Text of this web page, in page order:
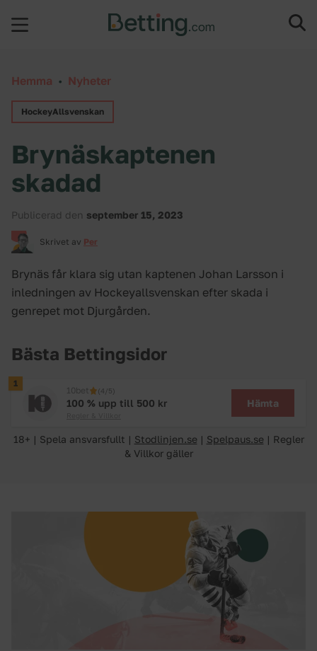
Hemma • Nyheter
HockeyAllsvenskan
Brynäskaptenen
skadad
Publicerad den september 15, 2023
Skrivet av Per
Brynäs får klara sig utan kaptenen Johan Larsson i
inledningen av Hockeyallsvenskan efter skada i
genrepet mot Djurgården.
Bästa Bettingsidor
1
10bet (4/5)
100 % upp till 500 kr Hämta
18+ | Spela ansvarsfullt | Stodlinjen.se | Spelpaus.se | Regler
& Villkor gäller